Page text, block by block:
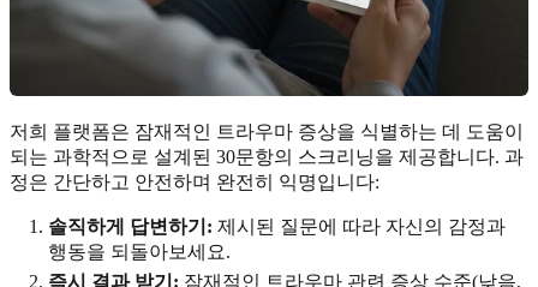
저희 플랫폼은 잠재적인 트라우마 증상을 식별하는 데 도움이
되는 과학적으로 설계된 30문항의 스크리닝을 제공합니다. 과
정은 간단하고 안전하며 완전히 익명입니다:
솔직하게 답변하기: 제시된 질문에 따라 자신의 감정과
행동을 되돌아보세요.
즉시 결과 받기: 잠재적인 트라우마 관련 증상 수준(낮음,